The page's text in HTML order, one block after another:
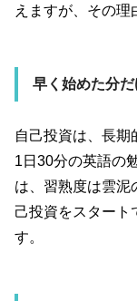
えますが、その理
早く始めた分
自己投資は、長期
1 日 30分の英語の
は、習熟度は雲泥
己投資をスタート
す。